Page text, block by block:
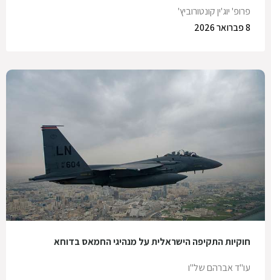
פרופ' יוג'ין קונטורוביץ'
8 פברואר 2026
חוקיות התקיפה הישראלית על מנהיגי החמאס בדוחא
עו"ד אברהם של"ו